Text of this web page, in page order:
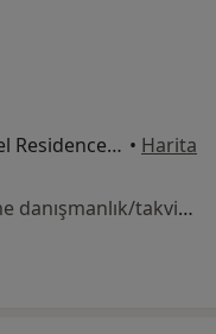
Kızılırmak Mahallesi, Next Level Residence B Blok no: 307, Dumlupınar Blv. no 3, Çankaya • Harita
Bu uzman ilgili adres için online danışmanlık/takvim sunmuyor.